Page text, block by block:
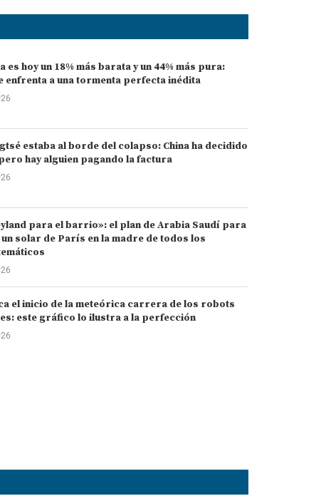
es hoy un 18% más barata y un 44% más pura:
enfrenta a una tormenta perfecta inédita
estaba al borde del colapso: China ha decidido
hay alguien pagando la factura
para el barrio»: el plan de Arabia Saudí para
solar de París en la madre de todos los
el inicio de la meteórica carrera de los robots
este gráfico lo ilustra a la perfección